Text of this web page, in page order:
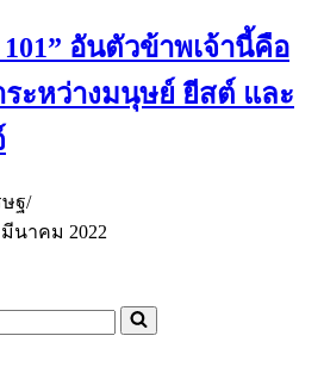
101” อันตัวข้าพเจ้านี้คือ
ะหว่างมนุษย์ ยีสต์ และ
ฐ
มีนาคม 2022